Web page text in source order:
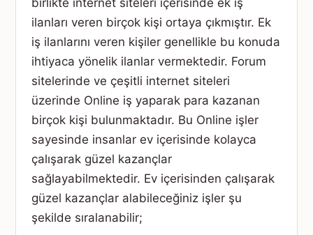
ilanları veren birçok kişi ortaya çıkmıştır. Ek
iş ilanlarını veren kişiler genellikle bu konuda
ihtiyaca yönelik ilanlar vermektedir. Forum
sitelerinde ve çeşitli internet siteleri
üzerinde Online iş yaparak para kazanan
birçok kişi bulunmaktadır. Bu Online işler
sayesinde insanlar ev içerisinde kolayca
çalışarak güzel kazançlar
sağlayabilmektedir. Ev içerisinden çalışarak
güzel kazançlar alabileceğiniz işler şu
şekilde sıralanabilir;